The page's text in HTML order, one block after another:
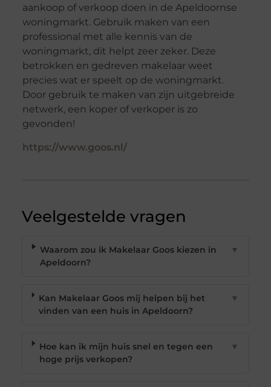
aankoop of verkoop doen in de Apeldoornse
woningmarkt. Gebruik maken van een
professional met alle kennis van de
woningmarkt, dit helpt zeer zeker. Deze
betrokken en gedreven makelaar weet
precies wat er speelt op de woningmarkt.
Door gebruik te maken van zijn uitgebreide
netwerk, een koper of verkoper is zo
gevonden!
https://www.goos.nl/
Veelgestelde vragen
Waarom zou ik Makelaar Goos kiezen in
Apeldoorn?
▼
Kan Makelaar Goos mij helpen bij het
vinden van een huis in Apeldoorn?
▼
Hoe kan ik mijn huis snel en tegen een
hoge prijs verkopen?
▼